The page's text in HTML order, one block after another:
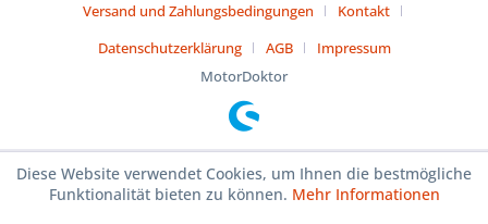
Versand und Zahlungsbedingungen
Kontakt
Datenschutzerklärung
AGB
Impressum
MotorDoktor
Diese Website verwendet Cookies, um Ihnen die bestmögliche
Funktionalität bieten zu können. Mehr Informationen